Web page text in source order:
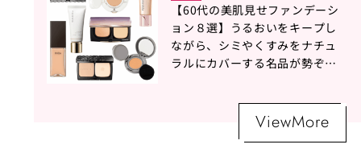
【60代の美肌見せファンデーシ
ョン８選】うるおいをキープし
ながら、シミやくすみをナチュ
ラルにカバーする名品が勢ぞろ
ViewMore